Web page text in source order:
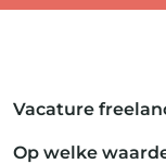
Vacature
Op welke